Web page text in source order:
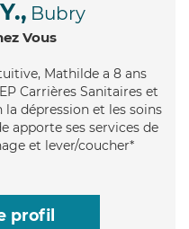
Bubry
Vous
Mathilde a 8 ans
Carrières Sanitaires et
la dépression et les soins
apporte ses services de
et lever/coucher*
profil